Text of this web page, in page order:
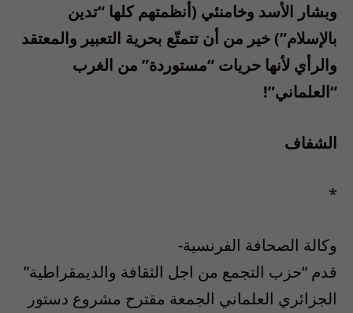
وبشار الأسد وخامنئي (أنظمتهم كلها “تدين
بالإسلام”) خير من أن تتمتّع بحرية التعبير والمعتقد
والرأي لأنها حريات “مستوردة” من الغرب
“العلماني”!
الشفاف
*
وكالة الصحافة الفرنسية-
قدم “حزب التجمع من اجل الثقافة والديمقراطية”
الجزائري العلماني الجمعة مقترح مشروع دستور